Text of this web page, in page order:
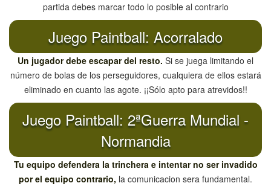
partida debes marcar todo lo posible al contrario
Juego Paintball: Acorralado
Un jugador debe escapar del resto. Si se juega limitando el
número de bolas de los perseguidores, cualquiera de ellos estará
eliminado en cuanto las agote. ¡¡Sólo apto para atrevidos!!
Juego Paintball: 2ªGuerra Mundial -
Normandia
Tu equipo defendera la trinchera e intentar no ser invadido
por el equipo contrario, la comunicacion sera fundamental.